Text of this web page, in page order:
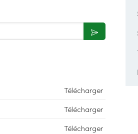
Télécharger
Télécharger
Télécharger